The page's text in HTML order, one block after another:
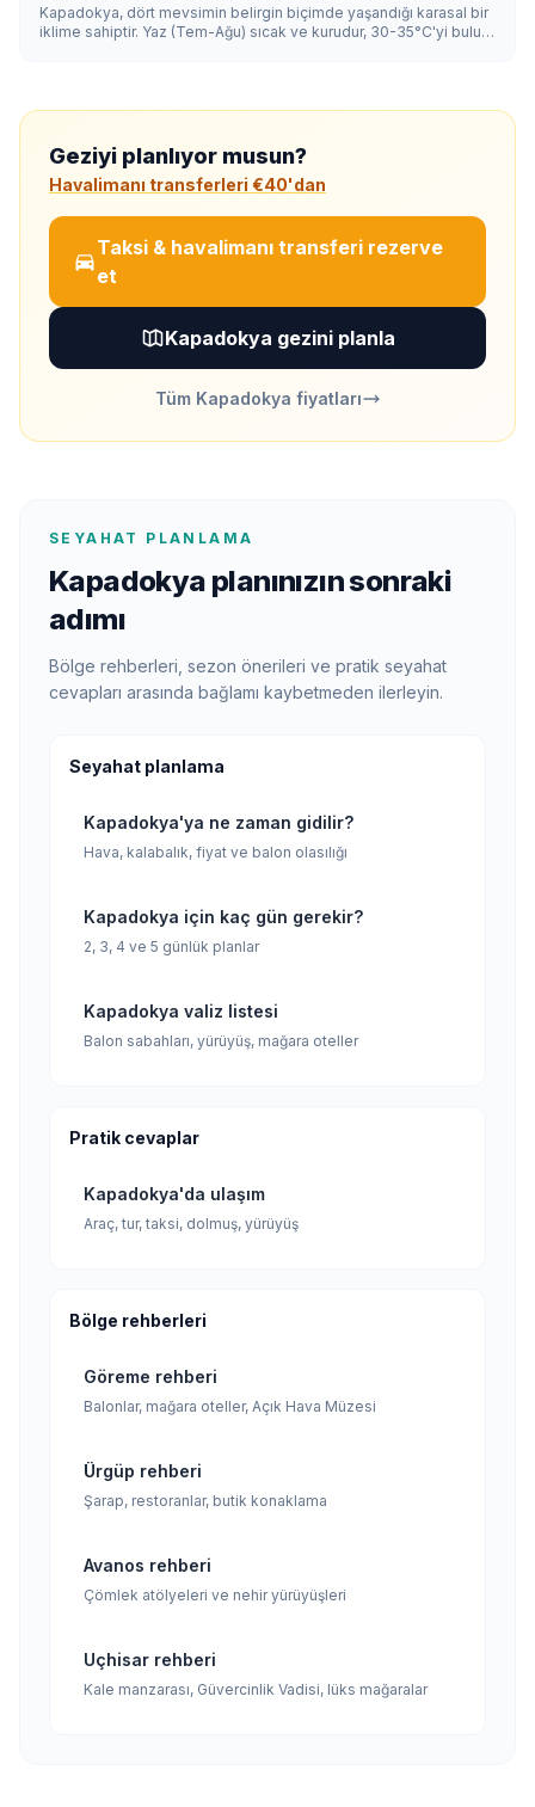
Kapadokya, dört mevsimin belirgin biçimde yaşandığı karasal bir
iklime sahiptir. Yaz (Tem-Ağu) sıcak ve kurudur, 30-35°C'yi bulur;
Geziyi planlıyor musun?
Havalimanı transferleri €40'dan
Taksi & havalimanı transferi rezerve
et
Kapadokya gezini planla
Tüm Kapadokya fiyatları
SEYAHAT PLANLAMA
Kapadokya planınızın sonraki
adımı
Bölge rehberleri, sezon önerileri ve pratik seyahat
cevapları arasında bağlamı kaybetmeden ilerleyin.
Seyahat planlama
Kapadokya'ya ne zaman gidilir?
Hava, kalabalık, fiyat ve balon olasılığı
Kapadokya için kaç gün gerekir?
2, 3, 4 ve 5 günlük planlar
Kapadokya valiz listesi
Balon sabahları, yürüyüş, mağara oteller
Pratik cevaplar
Kapadokya'da ulaşım
Araç, tur, taksi, dolmuş, yürüyüş
Bölge rehberleri
Göreme rehberi
Balonlar, mağara oteller, Açık Hava Müzesi
Ürgüp rehberi
Şarap, restoranlar, butik konaklama
Avanos rehberi
Çömlek atölyeleri ve nehir yürüyüşleri
Uçhisar rehberi
Kale manzarası, Güvercinlik Vadisi, lüks mağaralar